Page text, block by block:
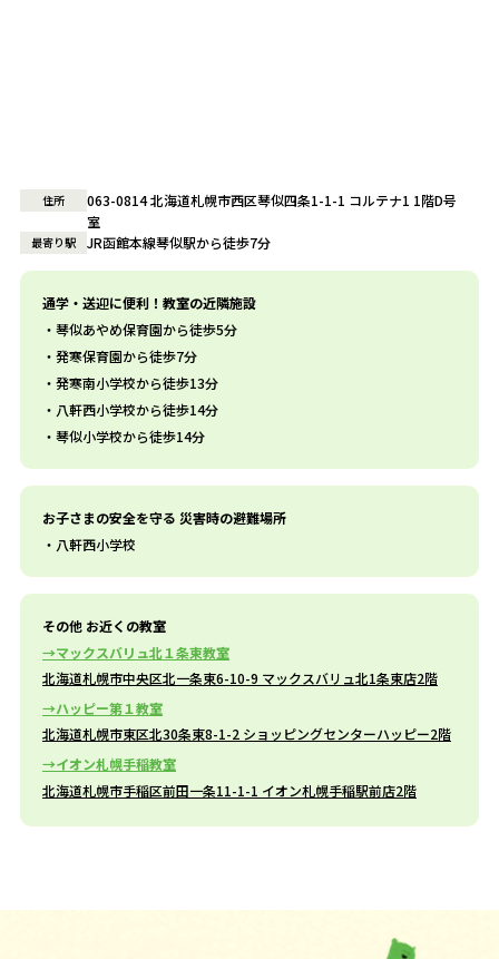
住所
063-0814 北海道札幌市西区琴似四条1-1-1 コルテナ1 1階D号
室
最寄り駅 JR函館本線琴似駅から徒歩7分
通学・送迎に便利！教室の近隣施設
琴似あやめ保育園から徒歩5分
発寒保育園から徒歩7分
発寒南小学校から徒歩13分
八軒西小学校から徒歩14分
琴似小学校から徒歩14分
お子さまの安全を守る 災害時の避難場所
八軒西小学校
その他 お近くの教室
マックスバリュ北１条東教室
北海道札幌市中央区北一条東6-10-9 マックスバリュ北1条東店2階
ハッピー第１教室
北海道札幌市東区北30条東8-1-2 ショッピングセンターハッピー2階
イオン札幌手稲教室
北海道札幌市手稲区前田一条11-1-1 イオン札幌手稲駅前店2階